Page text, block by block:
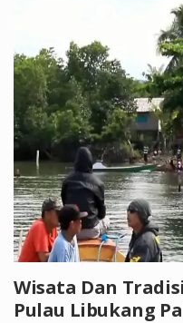
Wisata Dan
Pulau Libukang